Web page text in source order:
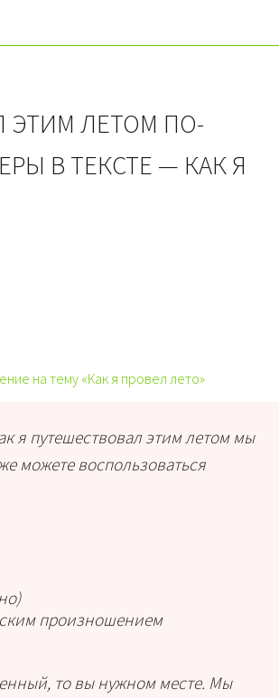
ЭТИМ ЛЕТОМ ПО-
В ТЕКСТЕ — КАК Я
на тему «Как я провел лето»
я путешествовал этим летом мы
можете воспользоваться
произношением
то вы нужном месте. Мы